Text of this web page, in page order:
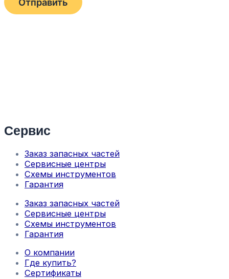
Сервис
Заказ запасных частей
Сервисные центры
Схемы инструментов
Гарантия
Заказ запасных частей
Сервисные центры
Схемы инструментов
Гарантия
О компании
Где купить?
Сертификаты